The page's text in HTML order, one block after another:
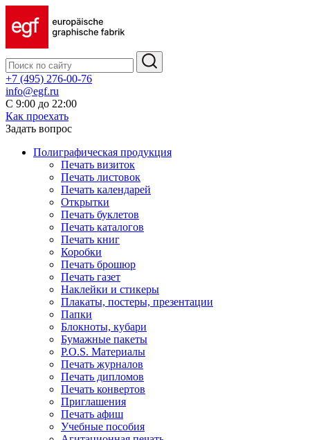
+7 (495) 276-00-76
info@egf.ru
С 9:00 до 22:00
Как проехать
Задать вопрос
Полиграфическая продукция
Печать визиток
Печать листовок
Печать календарей
Открытки
Печать буклетов
Печать каталогов
Печать книг
Коробки
Печать брошюр
Печать газет
Наклейки и стикеры
Плакаты, постеры, презентации
Папки
Блокноты, кубари
Бумажные пакеты
P.O.S. Материалы
Печать журналов
Печать дипломов
Печать конвертов
Приглашения
Печать афиш
Учебные пособия